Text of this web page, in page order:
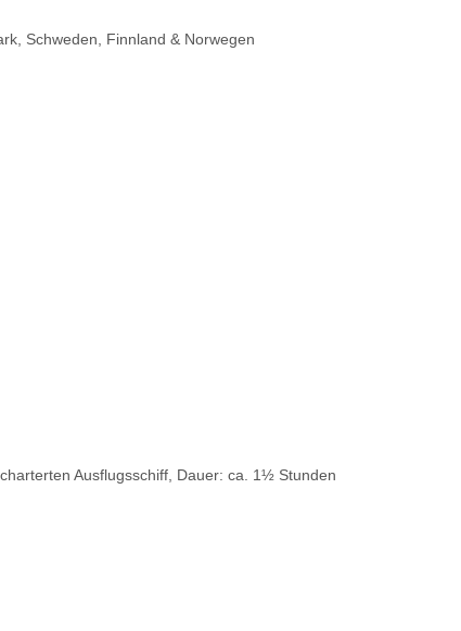
Schweden, Finnland & Norwegen
Ausflugsschiff, Dauer: ca. 1½ Stunden